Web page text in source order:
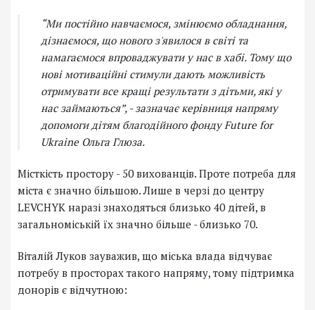
“Ми постійно навчаємося, змінюємо обладнання,
дізнаємося, що нового з'явилося в світі та
намагаємося впроваджувати у нас в хабі. Тому що
нові мотиваційні стимули дають можливість
отримувати все кращі результати з дітьми, які у
нас займаються”, - зазначає керівниця напряму
допомоги дітям благодійного фонду Future for
Ukraine Ольга Глюза.
Місткість простору - 50 вихованців. Проте потреба для
міста є значно більшою. Лише в черзі до центру
LEVCHYK наразі знаходяться близько 40 дітей, в
загальноміській їх значно більше - близько 70.
Віталій Луков зауважив, що міська влада відчуває
потребу в просторах такого напряму, тому підтримка
донорів є відчутною: